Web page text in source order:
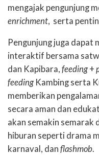
mengajak pengunjung
enrichment, serta
Pengunjung juga
interaktif bersama
dan Kapibara, feeding +
feeding Kambing serta
memberikan
secara aman dan
akan semakin semarak
hiburan seperti drama
karnaval, dan flashmob.